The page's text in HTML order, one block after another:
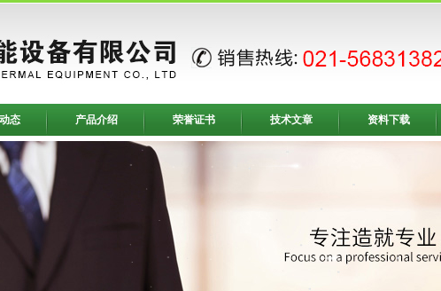
态 产品介绍 荣誉证书 技术文章 资料下载